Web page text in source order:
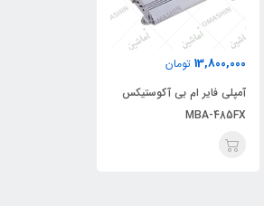
13,800,000 تومان
آمپلی فایر ام بی آکوستیکس
MBA-485FX